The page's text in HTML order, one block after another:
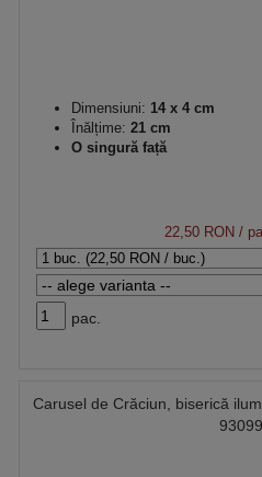
Dimensiuni: 14 x 4 cm
Înălțime: 21 cm
O singură față
22,50 RON /
pac.
Carusel de Crăciun, biserică